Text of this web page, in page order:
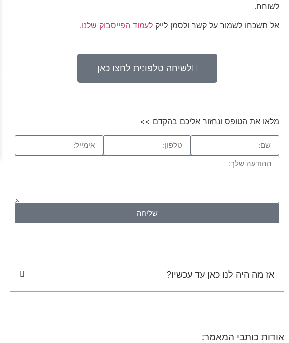
לשוחח.
אל תשכחו לשמור על קשר ולסמן לייק לעמוד הפייסבוק שלנו.
לשיחה טלפונית לחצו כאן
מלאו את הטופס ונחזור אליכם בהקדם >>
שליחה
אז מה היה לנו כאן עד עכשיו?
אודות כותבי המאמר: